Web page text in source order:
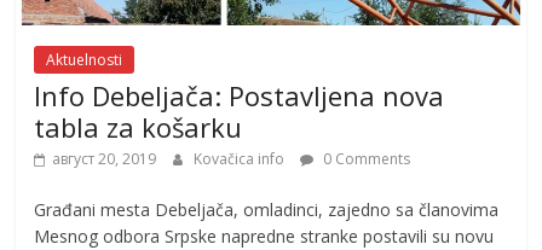
Aktuelnosti
Info Debeljača: Postavljena nova
tabla za košarku
август 20, 2019 Kovačica info 0 Comments
Građani mesta Debeljača, omladinci, zajedno sa članovima
Mesnog odbora Srpske napredne stranke postavili su novu